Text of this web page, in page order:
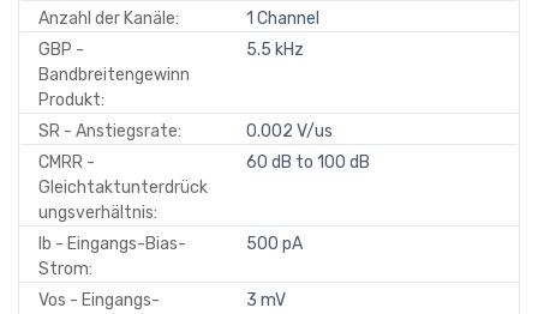
Anzahl der Kanäle:
1 Channel
GBP -
Bandbreitengewinn
Produkt:
5.5 kHz
SR - Anstiegsrate:
0.002 V/us
CMRR -
Gleichtaktunterdrück
ungsverhältnis:
60 dB to 100 dB
Ib - Eingangs-Bias-
Strom:
500 pA
Vos - Eingangs-
3 mV